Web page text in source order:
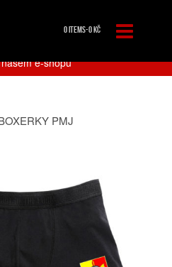
e-shopu
0 ITEMS-0KČ
PMJ